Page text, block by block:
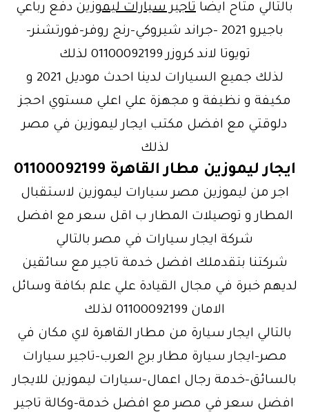
بالتالي متاح ايضا تاجير سيارات ليموزين دفع رباعي
باجيرو 2021 -جراند شيروكي-رنج روفر-فورتشنر-
تويوتا لاند كروزر 01100092199 لذلك
لذلك جميع السيارات لدينا احدث موديل 2021 و
مكيفة و نظيفة و مجهزة علي اعلي مستوي احجز
دلوقتي مع افضل مكتب ايجار ليموزين في مصر
لذلك
ايجار ليموزين مطار القاهرة 01100092199
اجر من ليموزين مصر سيارات ليموزين لاستقبال
المطار و توصيلات المطار ب اقل سعر مع افضل
شركة ايجار سيارات في مصر بالتالي
شركتنا بتقدملك افضل خدمة تاجير مع سائقين
لديهم خبرة في مجال القيادة علي علم بكافة وسائل
الامان 01100092199 لذلك
بالتالي ايجار سيارة من مطار القاهرة لاي مكان في
مصر-ايجار سيارة مطار برج العرب-تاجير سيارات
بالسائق-خدمة رجال اعمال-سيارات ليموزين للايجار
افضل سعر في مصر مع افضل خدمة-وكالة تاجير